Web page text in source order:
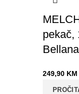
pekač,
249,90 KM